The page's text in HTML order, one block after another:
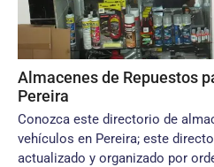
Almacenes de Repuestos
Pereira
Conozca este directorio de
vehículos en Pereira; este
actualizado y organizado por